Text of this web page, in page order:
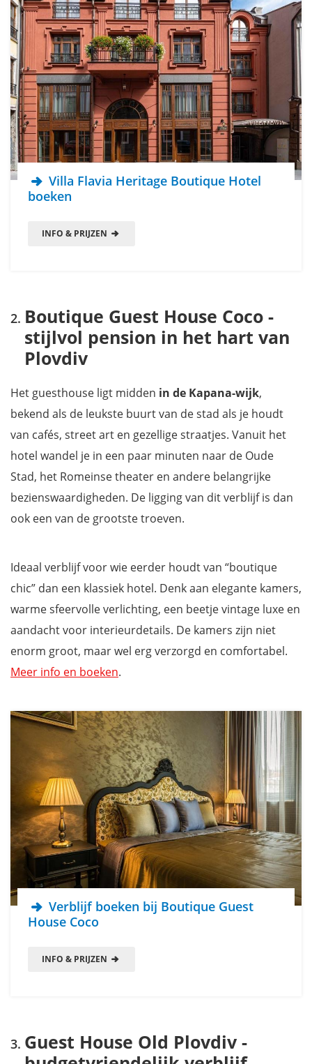
Villa Flavia Heritage Boutique Hotel
boeken
INFO & PRIJZEN
Boutique Guest House Coco -
stijlvol pension in het hart van
Plovdiv
Het guesthouse ligt midden in de Kapana-wijk,
bekend als de leukste buurt van de stad als je houdt
van cafés, street art en gezellige straatjes. Vanuit het
hotel wandel je in een paar minuten naar de Oude
Stad, het Romeinse theater en andere belangrijke
bezienswaardigheden. De ligging van dit verblijf is dan
ook een van de grootste troeven.
Ideaal verblijf voor wie eerder houdt van “boutique
chic” dan een klassiek hotel. Denk aan elegante kamers,
warme sfeervolle verlichting, een beetje vintage luxe en
aandacht voor interieurdetails. De kamers zijn niet
enorm groot, maar wel erg verzorgd en comfortabel.
Meer info en boeken.
Verblijf boeken bij Boutique Guest
House Coco
INFO & PRIJZEN
Guest House Old Plovdiv -